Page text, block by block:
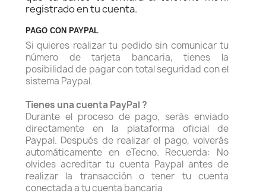
registrado en tu cuenta.
PAGO CON PAYPAL
Si quieres realizar tu pedido sin comunicar tu
número de tarjeta bancaria, tienes la
posibilidad de pagar con total seguridad con el
sistema Paypal.
Tienes una cuenta PayPal ?
Durante el proceso de pago, serás enviado
directamente en la plataforma oficial de
Paypal. Después de realizar el pago, volverás
automáticamente en eTecno. Recuerda: No
olvides acreditar tu cuenta Paypal antes de
realizar la transacción o tener tu cuenta
conectada a tu cuenta bancaria